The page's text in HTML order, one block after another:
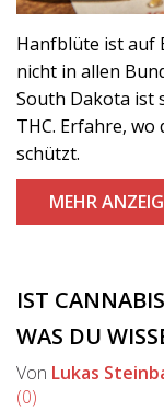
Hanfblüte ist auf
nicht in allen
South Dakota ist
THC. Erfahre,
schützt.
MEHR
IST
WAS DU
Von Lukas
(0)